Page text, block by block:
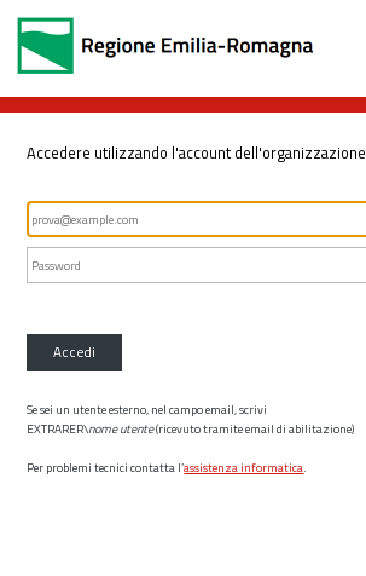
Accedere utilizzando l'account dell'organizzazione
Accedi
Se sei un utente esterno, nel campo email, scrivi
EXTRARER\nome utente(ricevuto tramite email di abilitazione)
Per problemi tecnici contatta l’assistenza informatica.